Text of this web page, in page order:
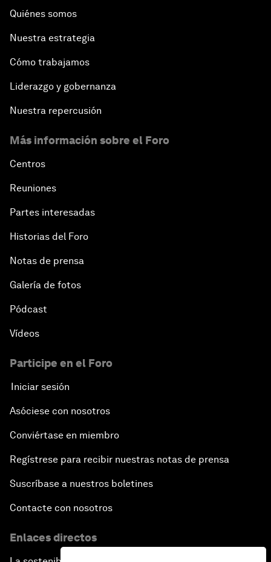
Quiénes somos
Nuestra estrategia
Cómo trabajamos
Liderazgo y gobernanza
Nuestra repercusión
Más información sobre el Foro
Centros
Reuniones
Partes interesadas
Historias del Foro
Notas de prensa
Galería de fotos
Pódcast
Vídeos
Participe en el Foro
Iniciar sesión
Asóciese con nosotros
Conviértase en miembro
Regístrese para recibir nuestras notas de prensa
Suscríbase a nuestros boletines
Contacte con nosotros
Enlaces directos